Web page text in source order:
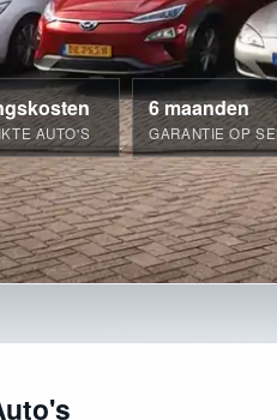
AUTO'S
6 maanden
GARANTIE OP